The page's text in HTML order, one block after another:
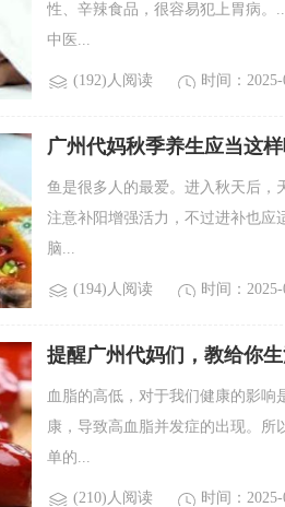
性、辛辣食品，很容易犯上胃病。
中医...
(192)人阅读 时间：
广州代妈秋季养生应当这
鱼是很多人的最爱。进入秋天后，
注意补阳增强活力，不过进补也应
脑...
(194)人阅读 时间：
提醒广州代妈们，教给你
血脂的高低，对于我们健康的影
康，导致高血脂并发症的出现。所
单的...
(210)人阅读 时间：